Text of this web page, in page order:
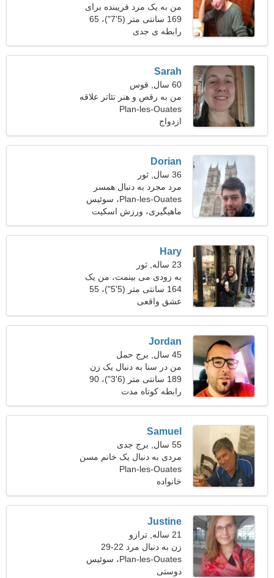
من به یک مرد فریبنده برای
سفر نیاز دارم
169 سانتی متر (5'7")، 65
کیلوگرم (143 پوند)
رابطه ی جدی
Sarah
60 سال, قوس
من به رقص و هنر تئاتر علاقه
دارم
Plan-les-Ouates
ازدواج
Dorian
36 سال, ثور
مرد مجرد به دنبال همسر
Plan-les-Ouates، سوئیس
ماهیگیری، ورزش اسکیت
بورد
Hary
23 ساله, ثور
به زودی می بینمت، من یک
زن نفیس هستم
164 سانتی متر (5'5")، 55
کیلوگرم (121 پوند)
عشق واقعی
Jordan
45 سال, برج حمل
من در سنا به دنبال یک زن
دوست کار می کنم
189 سانتی متر (6'3")، 90
کیلوگرم (198 پوند)
رابطه کوتاه مدت
Samuel
55 سال, برج جدی
مردی به دنبال یک خانم مسن
Plan-les-Ouates
خانواده
Justine
21 ساله, ترازو
زن به دنبال مرد 22-29
Plan-les-Ouates، سوئیس
دوستی